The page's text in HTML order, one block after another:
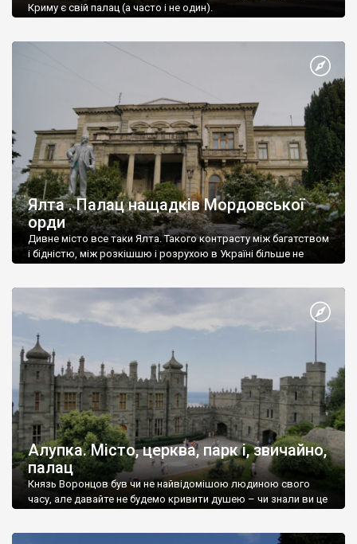
Криму є свій палац (а часто і не один).
Ялта . Палац нащадків Мордовської
орди
Дивне місто все таки Ялта. Такого контрасту між багатством
і бідністю, між розкішшю і розрухою в Україні більше не
Алупка. Місто, церква, парк і, звичайно,
палац
Князь Воронцов був чи не найвідомішою людиною свого
часу, але давайте не будемо кривити душею – чи знали ви це